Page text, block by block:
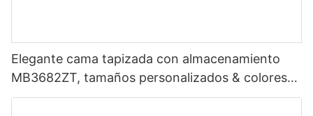
Elegante cama tapizada con almacenamiento
MB3682ZT, tamaños personalizados & colores
Precio de fábrica - Muebles JLH